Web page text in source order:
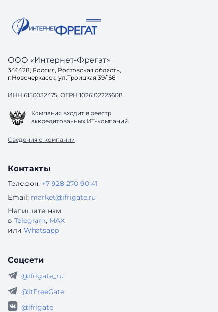
ООО «Интернет-Фрегат»
346428, Россия, Ростовская область,
г.Новочеркасск, ул.Троицкая 39/166
ИНН 6150032475, ОГРН 1026102223608
Компания входит в реестр
аккредитованных ИТ-компаний.
Сведения о компании
Контакты
Телефон: +7 928 270 90 41
Email: market@ifrigate.ru
Напишите нам
в Telegram, MAX
или Whatsapp
Соцсети
@ifrigate_ru
@itFreeGate
@ifrigate